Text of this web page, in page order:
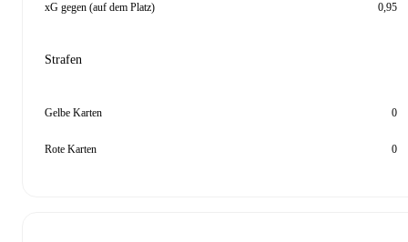
xG gegen (auf dem Platz) 0,95
Strafen
Gelbe Karten 0
Rote Karten 0